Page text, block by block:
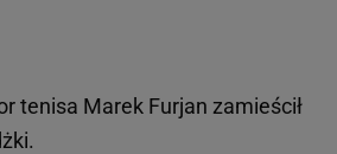
tenisa Marek Furjan zamieścił